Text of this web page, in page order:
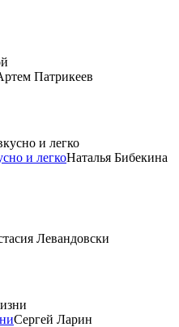
Патрикеев
и легкоНаталья Бибекина
Левандовски
Сергей Ларин